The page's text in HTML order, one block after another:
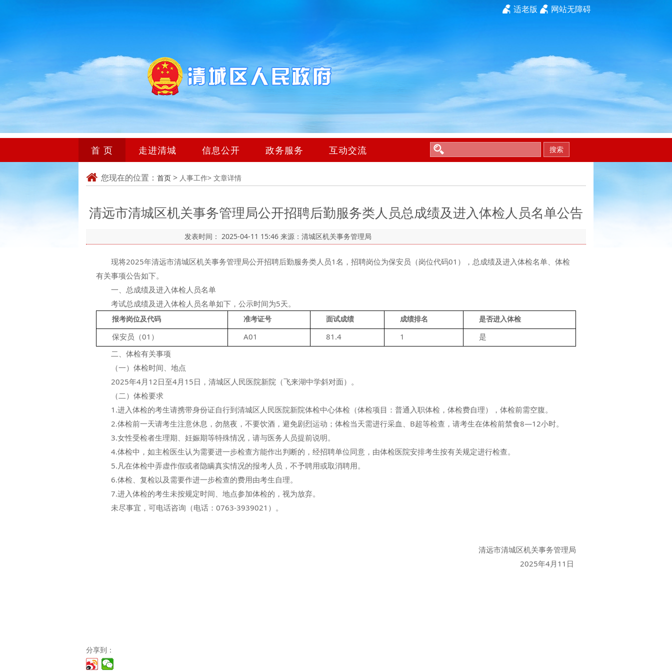
网站无障碍
适老版
首 页 走进清城 信息公开 政务服务 互动交流 搜索
您现在的位置： 首页 > 人事工作> 文章详情
清远市清城区机关事务管理局公开招聘后勤服务类人员总成绩及进入体检人员名单公告
发表时间： 2025-04-11 15:46 来源：清城区机关事务管理局
现将2025年清远市清城区机关事务管理局公开招聘后勤服务类人员1名，招聘岗位为保安员（岗位代码01），总成绩及进入体检名单、体检
有关事项公告如下。
一、总成绩及进入体检人员名单
考试总成绩及进入体检人员名单如下，公示时间为5天。
报考岗位及代码 准考证号 面试成绩 成绩排名 是否进入体检
保安员（01） A01 81.4 1
是
二、体检有关事项
（一）体检时间、地点
2025年4月12日至4月15日，清城区人民医院新院（飞来湖中学斜对面）。
（二）体检要求
1.进入体检的考生请携带身份证自行到清城区人民医院新院体检中心体检（体检项目：普通入职体检，体检费自理），体检前需空腹。
2.体检前一天请考生注意休息，勿熬夜，不要饮酒，避免剧烈运动；体检当天需进行采血、B超等检查，请考生在体检前禁食8—12小时。
3.女性受检者生理期、妊娠期等特殊情况，请与医务人员提前说明。
4.体检中，如主检医生认为需要进一步检查方能作出判断的，经招聘单位同意，由体检医院安排考生按有关规定进行检查。
5.凡在体检中弄虚作假或者隐瞒真实情况的报考人员，不予聘用或取消聘用。
6.体检、复检以及需要作进一步检查的费用由考生自理。
7.进入体检的考生未按规定时间、地点参加体检的，视为放弃。
未尽事宜，可电话咨询（电话：0763-3939021）。
清远市清城区机关事务管理局
2025年4月11日
分享到：